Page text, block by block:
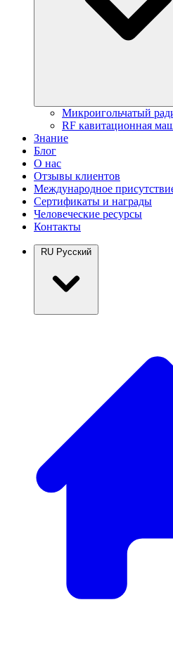
Микроигольчатый
RF кавитационная
Знание
Блог
О нас
Отзывы клиентов
Международное
Сертификаты и награды
Человеческие ресурсы
Контакты
RU Русский